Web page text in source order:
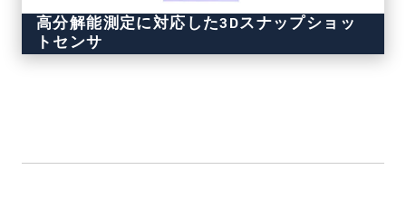
高分解能測定に対応した3Dスナップショッ
トセンサ